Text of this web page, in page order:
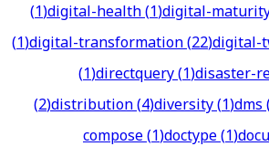
(1)digital-health(1)digital-
(1)digital-transformation(22)digital-
(1)directquery(1)disaster-
(2)distribution(4)diversity(1)dms
compose(1)doctype(1)